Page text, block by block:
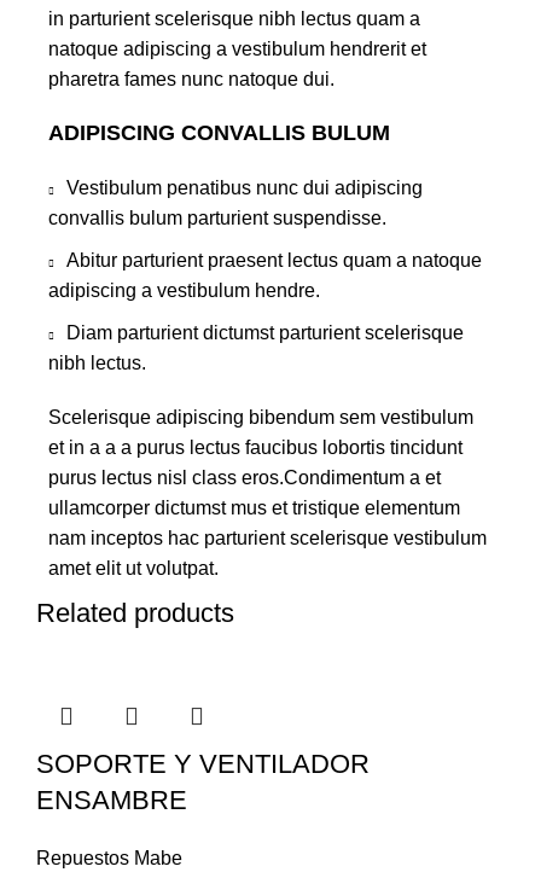
in parturient scelerisque nibh lectus quam a
natoque adipiscing a vestibulum hendrerit et
pharetra fames nunc natoque dui.
ADIPISCING CONVALLIS BULUM
Vestibulum penatibus nunc dui adipiscing
convallis bulum parturient suspendisse.
Abitur parturient praesent lectus quam a natoque
adipiscing a vestibulum hendre.
Diam parturient dictumst parturient scelerisque
nibh lectus.
Scelerisque adipiscing bibendum sem vestibulum
et in a a a purus lectus faucibus lobortis tincidunt
purus lectus nisl class eros.Condimentum a et
ullamcorper dictumst mus et tristique elementum
nam inceptos hac parturient scelerisque vestibulum
amet elit ut volutpat.
Related products
SOPORTE Y VENTILADOR
ENSAMBRE
Repuestos Mabe